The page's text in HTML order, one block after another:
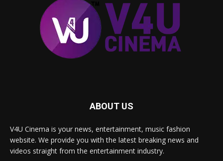
ABOUT US
V4U Cinema is your news, entertainment, music fashion
website. We provide you with the latest breaking news and
videos straight from the entertainment industry.